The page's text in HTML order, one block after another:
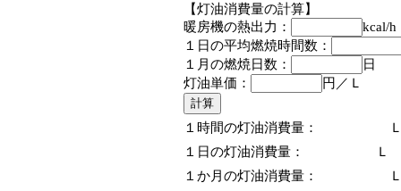
【灯油消費量の計算】
暖房機の熱出力：
kcal/h
１日の平均燃焼時間数：
１月の燃焼日数：
日
灯油単価：
円／Ｌ
１時間の灯油消費量：
１日の灯油消費量：
Ｌ
１か月の灯油消費量：